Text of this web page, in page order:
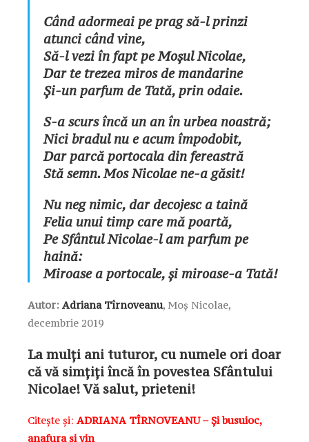
Când adormeai pe prag să-l prinzi
atunci când vine,
Să-l vezi în fapt pe Moșul Nicolae,
Dar te trezea miros de mandarine
Și-un parfum de Tată, prin odaie.
S-a scurs încă un an în urbea noastră;
Nici bradul nu e acum împodobit,
Dar parcă portocala din fereastră
Stă semn. Mos Nicolae ne-a găsit!
Nu neg nimic, dar decojesc a taină
Felia unui timp care mă poartă,
Pe Sfântul Nicolae-l am parfum pe
haină:
Miroase a portocale, și miroase-a Tată!
Autor: Adriana Tîrnoveanu, Moș Nicolae,
decembrie 2019
La mulți ani tuturor, cu numele ori doar
că vă simțiți încă în povestea Sfântului
Nicolae! Vă salut, prieteni!
Citește și: ADRIANA TÎRNOVEANU – Și busuioc,
anafura și vin